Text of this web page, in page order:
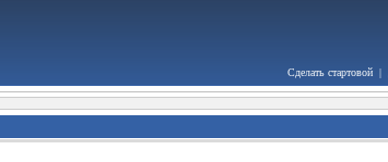
Сделать стартовой |